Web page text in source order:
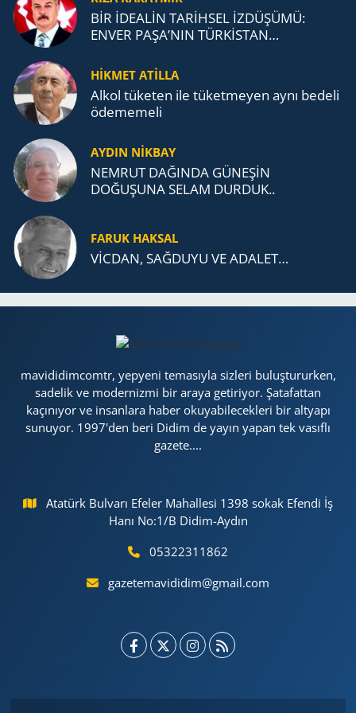
BİR İDEALİN TARİHSEL İZDÜŞÜMÜ:
ENVER PAŞA’NIN TÜRKİSTAN
TEŞKİLATI’NA UZANAN MİRASI
HİKMET ATİLLA
Alkol tü­ke­ten ile tü­ket­me­yen aynı be­de­li
öde­me­me­li
AYDIN NİKBAY
NEMRUT DAĞINDA GÜNEŞİN
DOĞUŞUNA SELAM DURDUK..
FARUK HAKSAL
VİCDAN, SAĞ­DU­YU VE ADA­LET…
mavididimcomtr, yepyeni temasıyla sizleri buluştururken,
sadelik ve modernizmi bir araya getiriyor. Şatafattan
kaçınıyor ve insanlara haber okuyabilecekleri bir altyapı
sunuyor. 1997'den beri Didim de yayın yapan tek vasıflı
gazete....
Atatürk Bulvarı Efeler Mahallesi 1398 sokak Efendi İş
Hanı No:1/B Didim-Aydın
05322311862
gazetemavididim@gmail.com